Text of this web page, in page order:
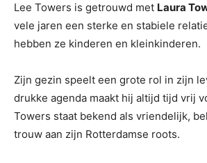
Lee Towers is getrouwd met Laura
vele jaren een sterke en stabiele
hebben ze kinderen en kleinkinderen.
Zijn gezin speelt een grote rol in zijn
drukke agenda maakt hij altijd tijd vrij
Towers staat bekend als vriendelijk,
trouw aan zijn Rotterdamse roots.